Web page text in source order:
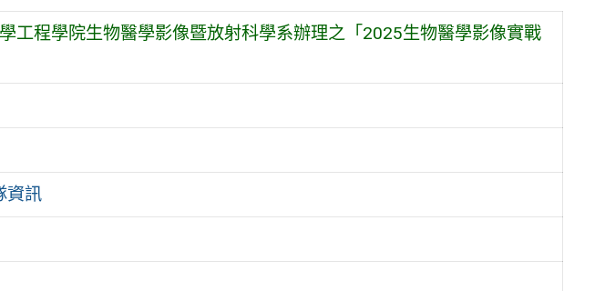
工程學院生物醫學影像暨放射科學系辦理之「2025生物醫學影像實戰
資訊